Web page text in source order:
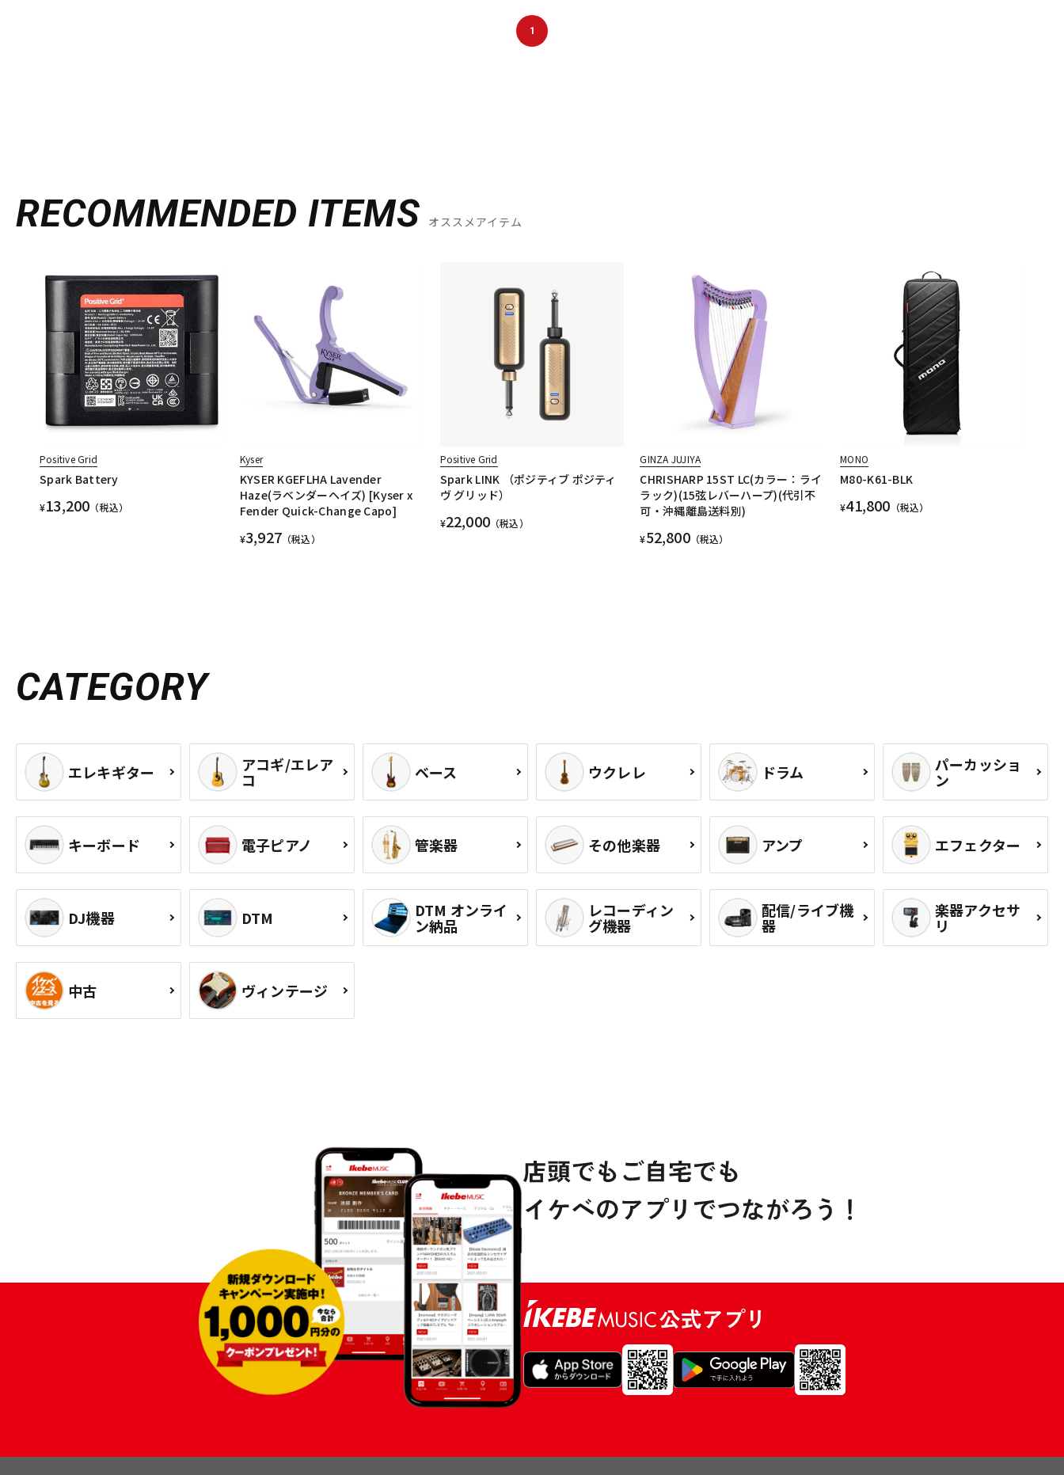
1
RECOMMENDED ITEMS オススメアイテム
Positive Grid
Spark Battery
¥13,200 （税込）
Kyser
KYSER KGEFLHA Lavender
Haze(ラベンダーヘイズ) [Kyser x
Fender Quick-Change Capo]
¥3,927 （税込）
Positive Grid
Spark LINK （ポジティブ ポジティ
ヴ グリッド）
¥22,000 （税込）
GINZA JUJIYA
CHRISHARP 15ST LC(カラー：ライ
ラック)(15弦レバーハープ)(代引不
可・沖縄離島送料別)
¥52,800（税込）
MONO
M80-K61-BLK
¥41,800 （税込）
CATEGORY
エレキギター アコギ/エレア
コ ベース ウクレレ ドラム パーカッショ
ン
キーボード 電子ピアノ 管楽器 その他楽器 アンプ エフェクター
DJ機器 DTM DTM オンライ
ン納品
レコーディン
グ機器
配信/ライブ機
器
楽器アクセサ
リ
中古 ヴィンテージ